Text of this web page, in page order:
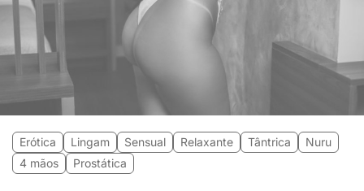
Erótica Lingam Sensual Relaxante Tântrica
Nuru
4 mãos
Prostática